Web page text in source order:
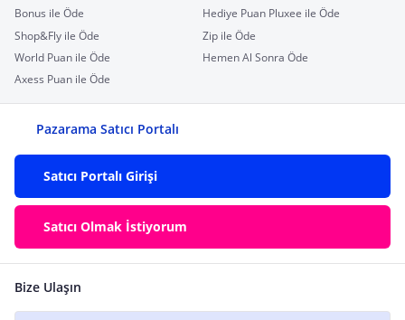
Bonus ile Öde
Hediye Puan Pluxee ile Öde
Shop&Fly ile Öde
Zip ile Öde
World Puan ile Öde
Hemen Al Sonra Öde
Axess Puan ile Öde
Pazarama Satıcı Portalı
Satıcı Portalı Girişi
Satıcı Olmak İstiyorum
Bize Ulaşın